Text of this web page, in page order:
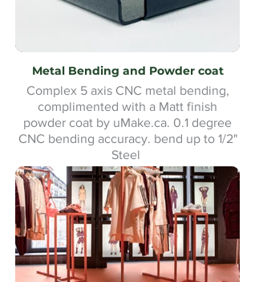
Metal Bending and Powder coat
Complex 5 axis CNC metal bending,
complimented with a Matt finish
powder coat by uMake.ca. 0.1 degree
CNC bending accuracy. bend up to 1/2"
Steel